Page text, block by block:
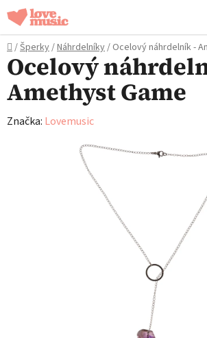
Přejít
na
obsah
Domů
/Šperky/Náhrdelníky/ Ocelový náhrdelník -
Ocelový
Amethyst Game
Značka: Lovemusic